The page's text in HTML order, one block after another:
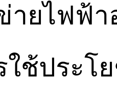
ยไฟฟ้า
ใช้ประ